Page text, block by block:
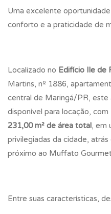
Uma excelente
conforto e a praticidade de
Localizado no Edifício Ile de
Martins, nº 1886,
central de Maringá/PR,
disponível para locação, com
231,00 m² de área total, em
privilegiadas da cidade,
próximo ao Muffato
Entre suas características,